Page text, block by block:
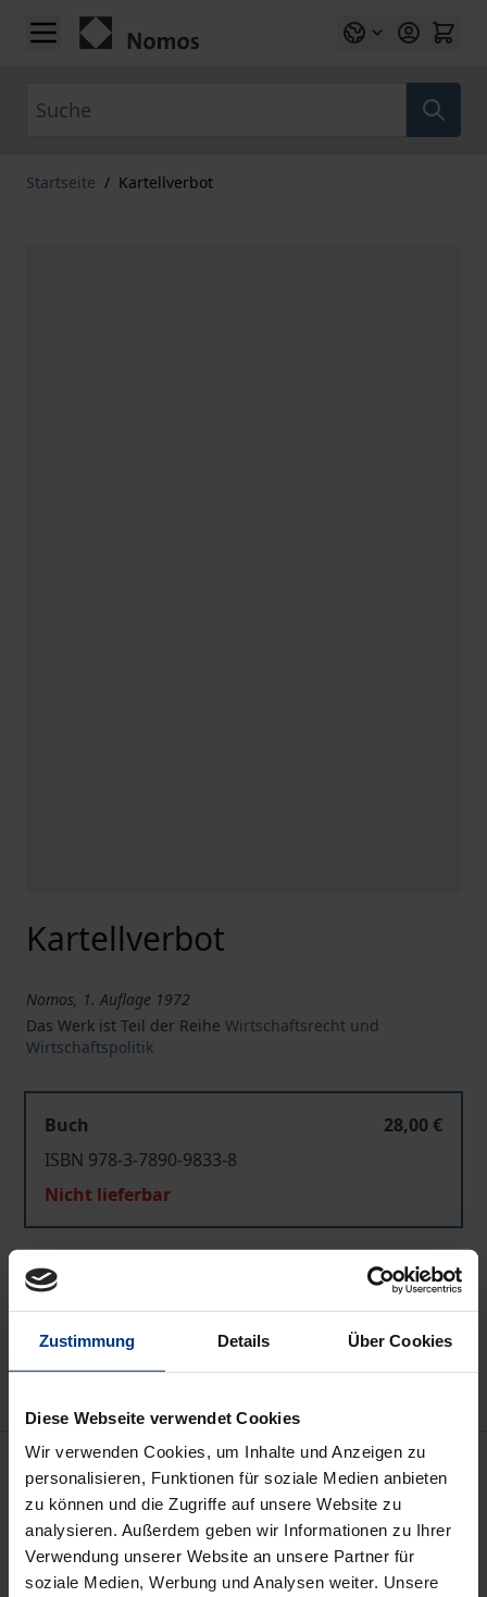
Zustimmung Details Über Cookies
Diese Webseite verwendet Cookies
Wir verwenden Cookies, um Inhalte und Anzeigen zu
personalisieren, Funktionen für soziale Medien anbieten
zu können und die Zugriffe auf unsere Website zu
analysieren. Außerdem geben wir Informationen zu Ihrer
Verwendung unserer Website an unsere Partner für
soziale Medien, Werbung und Analysen weiter. Unsere
Zum Inhalt springen
Startseite / Kartellverbot
Kartellverbot
Nomos, 1. Auflage 1972
Das Werk ist Teil der Reihe Wirtschaftsrecht und
Wirtschaftspolitik
Buch
28,00 €
ISBN 978-3-7890-9833-8
Nicht lieferbar
Hinweise zu Versandkosten
Bibliografische Angaben
Auflage
1